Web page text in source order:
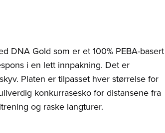
DNA Gold som er et 100% PEBA-basert
i en lett innpakning. Det er
Platen er tilpasset hver størrelse for
konkurrasesko for distansene fra
og raske langturer.